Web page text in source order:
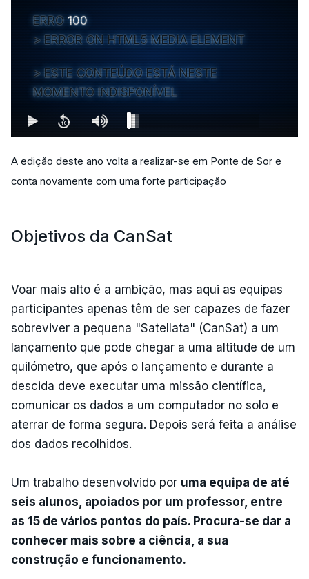
ERRO 100
ERROR ON HTML5 MEDIA ELEMENT
ESTE CONTEÚDO ESTÁ NESTE
MOMENTO INDISPONÍVEL
A edição deste ano volta a realizar-se em Ponte de Sor e
conta novamente com uma forte participação
Objetivos da CanSat
Voar mais alto é a ambição, mas aqui as equipas
participantes apenas têm de ser capazes de fazer
sobreviver a pequena "Satellata" (CanSat) a um
lançamento que pode chegar a uma altitude de um
quilómetro, que após o lançamento e durante a
descida deve executar uma missão científica,
comunicar os dados a um computador no solo e
aterrar de forma segura. Depois será feita a análise
dos dados recolhidos.
Um trabalho desenvolvido por uma equipa de até
seis alunos, apoiados por um professor, entre
as 15 de vários pontos do país. Procura-se dar a
conhecer mais sobre a ciência, a sua
construção e funcionamento.